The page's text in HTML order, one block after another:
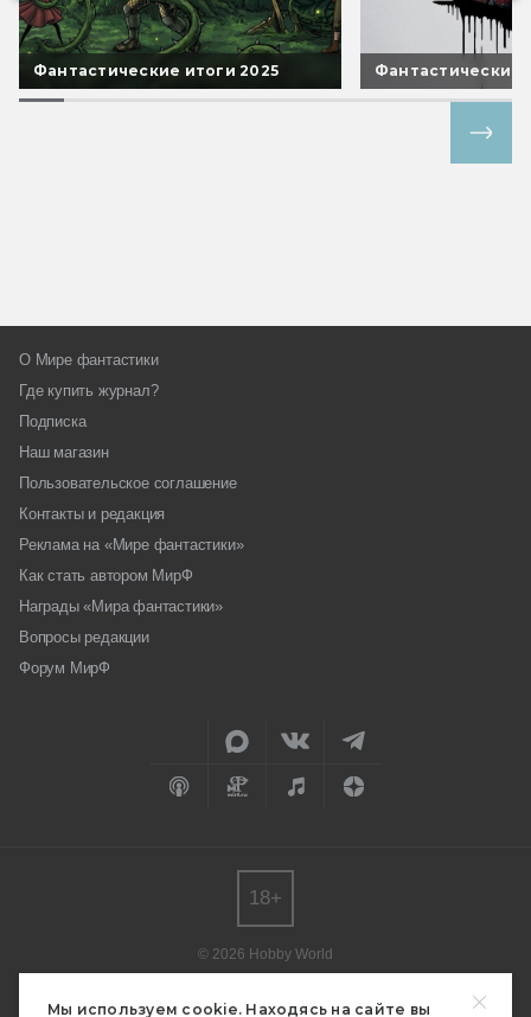
Мы используем cookie. Находясь на сайте вы
Фантастические итоги 2025 Фантастические
О Мире фантастики
Где купить журнал?
Подписка
Наш магазин
Пользовательское соглашение
Контакты и редакция
Реклама на «Мире фантастики»
Как стать автором МирФ
Награды «Мира фантастики»
Вопросы редакции
Форум МирФ
© 2026 Hobby World
редакции.
18+